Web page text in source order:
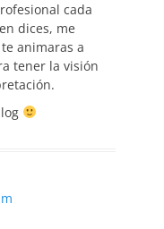
cada
dices, me
animaras a
tener la visión